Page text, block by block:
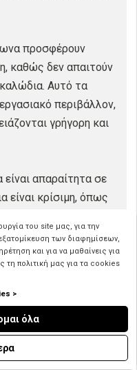
προσφέρουν
καθώς δεν απαιτούν
Αυτό τα
περιβάλλον,
γρήγορη και
απαραίτητα σε
είναι κρίσιμη, όπως
χρήση σε κατοικίες,
επικοινωνούν
μέρη του
περιορισμό των
αποτελούν
κοινωνίας,
του site μας, για την
των διαφημίσεων,
και για να μαθαίνεις για
πολιτική μας για τα cookies
>
όλα